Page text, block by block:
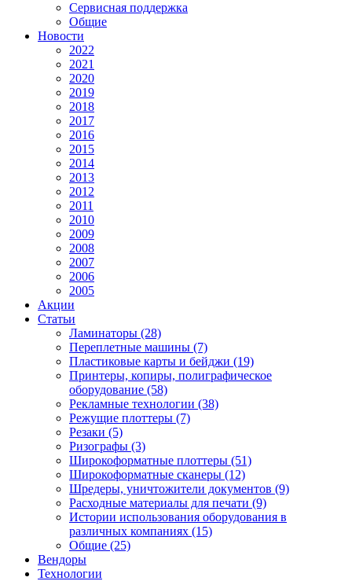
Сервисная поддержка
Общие
Новости
2022
2021
2020
2019
2018
2017
2016
2015
2014
2013
2012
2011
2010
2009
2008
2007
2006
2005
Акции
Статьи
Ламинаторы (28)
Переплетные машины (7)
Пластиковые карты и бейджи (19)
Принтеры, копиры, полиграфическое
оборудование (58)
Рекламные технологии (38)
Режущие плоттеры (7)
Резаки (5)
Ризографы (3)
Широкоформатные плоттеры (51)
Широкоформатные сканеры (12)
Шредеры, уничтожители документов (9)
Расходные материалы для печати (9)
Истории использования оборудования в
различных компаниях (15)
Общие (25)
Вендоры
Технологии